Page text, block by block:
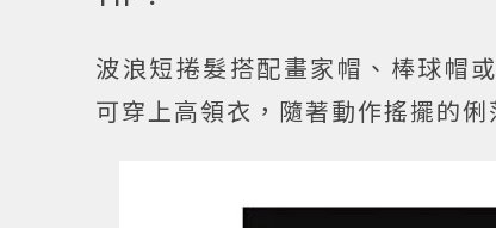
波浪短捲髮搭配畫家帽、棒球帽
可穿上高領衣，隨著動作搖擺的